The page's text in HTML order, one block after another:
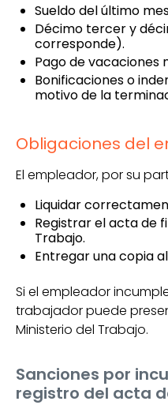
Sueldo del último
Décimo tercer y
corresponde).
Pago de vacaciones
Bonificaciones o
motivo de la
Obligaciones del
El empleador, por su
Liquidar
Registrar el acta de
Trabajo.
Entregar una copia
Si el empleador
trabajador puede
Ministerio del Trabajo.
Sanciones por
registro del acta